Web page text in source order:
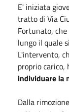
E' iniziata
tratto di Via
Fortunato,
lungo il quale
L'intervento,
proprio carico,
individuare la
Dalla